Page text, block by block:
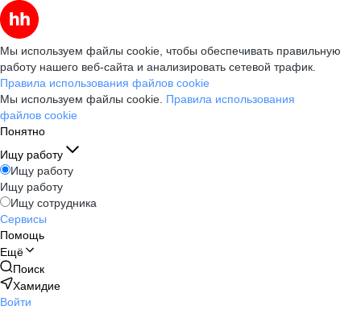
Мы используем файлы cookie, чтобы обеспечивать правильную
работу нашего веб-сайта и анализировать сетевой трафик.
Правила использования файлов cookie
Мы используем файлы cookie. Правила использования
файлов cookie
Понятно
Ищу работу
Ищу работу
Ищу работу
Ищу сотрудника
Сервисы
Помощь
Ещё
Поиск
Хамидие
Войти